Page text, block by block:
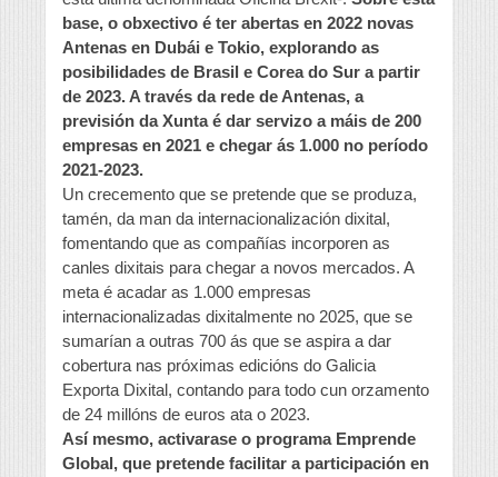
base, o obxectivo é ter abertas en 2022 novas
Antenas en Dubái e Tokio, explorando as
posibilidades de Brasil e Corea do Sur a partir
de 2023. A través da rede de Antenas, a
previsión da Xunta é dar servizo a máis de 200
empresas en 2021 e chegar ás 1.000 no período
2021-2023.
Un crecemento que se pretende que se produza,
tamén, da man da internacionalización dixital,
fomentando que as compañías incorporen as
canles dixitais para chegar a novos mercados. A
meta é acadar as 1.000 empresas
internacionalizadas dixitalmente no 2025, que se
sumarían a outras 700 ás que se aspira a dar
cobertura nas próximas edicións do Galicia
Exporta Dixital, contando para todo cun orzamento
de 24 millóns de euros ata o 2023.
Así mesmo, activarase o programa Emprende
Global, que pretende facilitar a participación en